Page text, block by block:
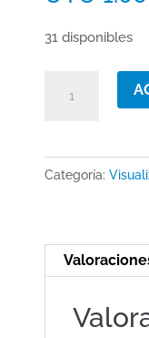
31 disponibles
Juantorena-
MaryJue19
cantidad
Categoría: